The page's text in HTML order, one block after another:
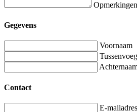
Opmerkingen
Gegevens
Voornaam
Contact
E-mailadres